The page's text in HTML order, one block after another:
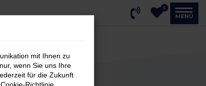
0
MENÜ
mit Ihnen zu
wenn Sie uns Ihre
für die Zukunft